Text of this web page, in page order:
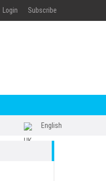
Login Subscribe
English